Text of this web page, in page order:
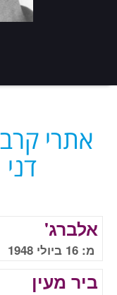
אתרי
אלברג'
מ: 16 ביולי 1948 עד: 17 ביולי 1948
ביר מעין